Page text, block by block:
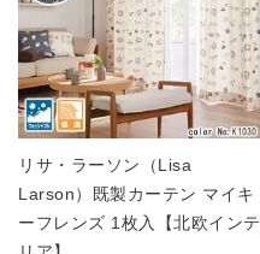
リサ・ラーソン（Lisa
Larson）既製カーテン マイキ
ーフレンズ 1枚入【北欧インテ